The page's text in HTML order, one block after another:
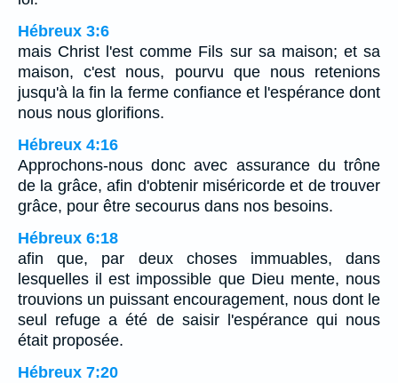
Hébreux 3:6
mais Christ l'est comme Fils sur sa maison; et sa
maison, c'est nous, pourvu que nous retenions
jusqu'à la fin la ferme confiance et l'espérance dont
nous nous glorifions.
Hébreux 4:16
Approchons-nous donc avec assurance du trône
de la grâce, afin d'obtenir miséricorde et de trouver
grâce, pour être secourus dans nos besoins.
Hébreux 6:18
afin que, par deux choses immuables, dans
lesquelles il est impossible que Dieu mente, nous
trouvions un puissant encouragement, nous dont le
seul refuge a été de saisir l'espérance qui nous
était proposée.
Hébreux 7:20